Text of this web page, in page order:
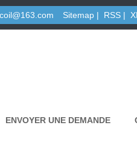
Sitemap | RSS |
ENVOYER UNE DEMANDE